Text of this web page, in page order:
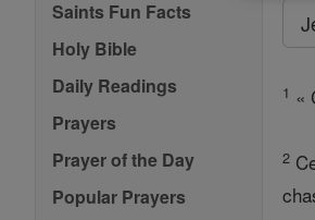
Saints Fun Facts
Holy Bible
Daily Readings
Prayers
Prayer of the Day
Popular Prayers
1 «
2